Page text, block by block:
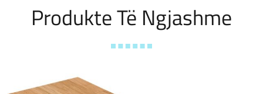
Produkte Të Ngjashme